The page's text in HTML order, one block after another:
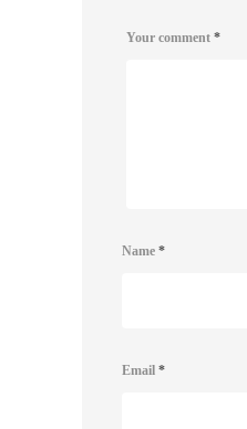
Your comment *
Name *
Email *